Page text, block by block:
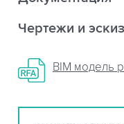
Чертежи и
BIM модель